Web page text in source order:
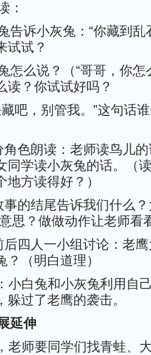
：
告诉小灰兔：“你藏到乱
试试？
怎么说？（“哥哥，你怎
读？你试试好吗？
吧，别管我。”这句话
角色朗读：老师读鸟儿
同学读小灰兔的话。（
地方读得好？）
事的结尾告诉我们什么
思？做做动作让老师看
后四人一小组讨论：老
？（明白道理）
小白兔和小灰兔利用自
躲过了老鹰的袭击。
延伸
老师要同学们找青蛙、